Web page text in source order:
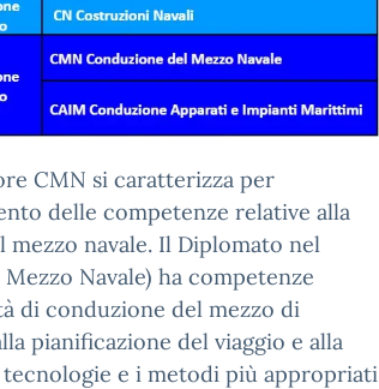
CMN si caratterizza per
delle competenze relative alla
mezzo navale. Il Diplomato nel
Navale) ha competenze
di conduzione del mezzo di
pianificazione del viaggio e alla
tecnologie e i metodi più appropriati